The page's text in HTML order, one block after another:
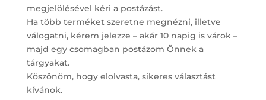
megjelölésével kéri a postázást.
Ha több terméket szeretne megnézni, illetve
válogatni, kérem jelezze – akár 10 napig is várok –
majd egy csomagban postázom Önnek a
tárgyakat.
Köszönöm, hogy elolvasta, sikeres választást
kívánok.